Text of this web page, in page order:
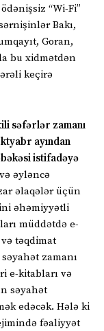
ödənişsiz “Wi-Fi”
Bakı,
Goran,
bu xidmətdən
keçirə
səfərlər zamanı
ayından
istifadəyə
əyləncə
əlaqələr üçün
əhəmiyyətli
müddətdə e-
təqdimat
zamanı
e-kitabları və
səyahət
edəcək. Hələ ki
fəaliyyət